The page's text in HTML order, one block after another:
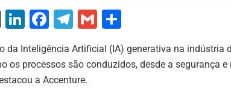
X
Li
k
e
F
a
c
e
T
e
gr
G
m
ai
h
ar
da Inteligência Artificial (IA) generativa na indústria
os processos são conduzidos, desde a segurança
a Accenture.